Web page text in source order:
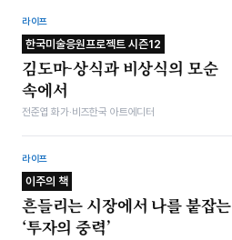
라이프
한국미술응원프로젝트 시즌12
김도마-상식과 비상식의 모순
속에서
전준엽 화가·비즈한국 아트에디터
라이프
이주의 책
흔들리는 시장에서 나를 붙잡는
‘투자의 중력’